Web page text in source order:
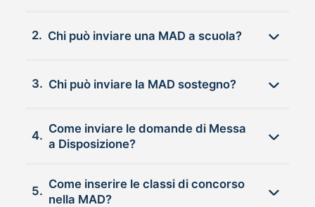
2. Chi può inviare una MAD a scuola?
3. Chi può inviare la MAD sostegno?
4.
Come inviare le domande di Messa
a Disposizione?
5.
Come inserire le classi di concorso
nella MAD?